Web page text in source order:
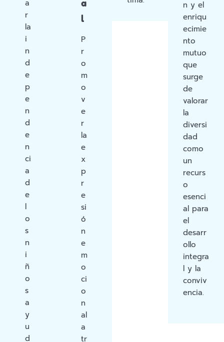
a
r
la
i
n
d
e
p
e
n
d
e
n
ci
a
d
e
l
o
s
n
i
ñ
o
s
a
y
u
d
a
l
P
r
o
m
o
v
e
r
la
e
x
p
r
e
si
ó
n
e
m
o
ci
o
n
al
a
tr
n y el
enriqu
ecimie
nto
mutuo
que
surge
de
valorar
la
diversi
dad
como
un
recurs
o
esenci
al para
el
desarr
ollo
integra
l y la
conviv
encia.